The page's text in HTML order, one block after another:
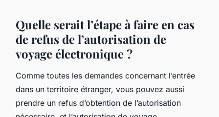
Quelle serait l’étape à faire en cas
de refus de l’autorisation de
voyage électronique ?
Comme toutes les demandes concernant l’entrée
dans un territoire étranger, vous pouvez aussi
prendre un refus d’obtention de l’autorisation